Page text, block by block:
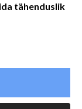
tähenduslik